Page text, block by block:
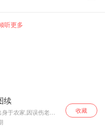
听更多
续
于农家,因误伤老父
二位恩师救助,遂于江
所练武艺与别家不
收藏